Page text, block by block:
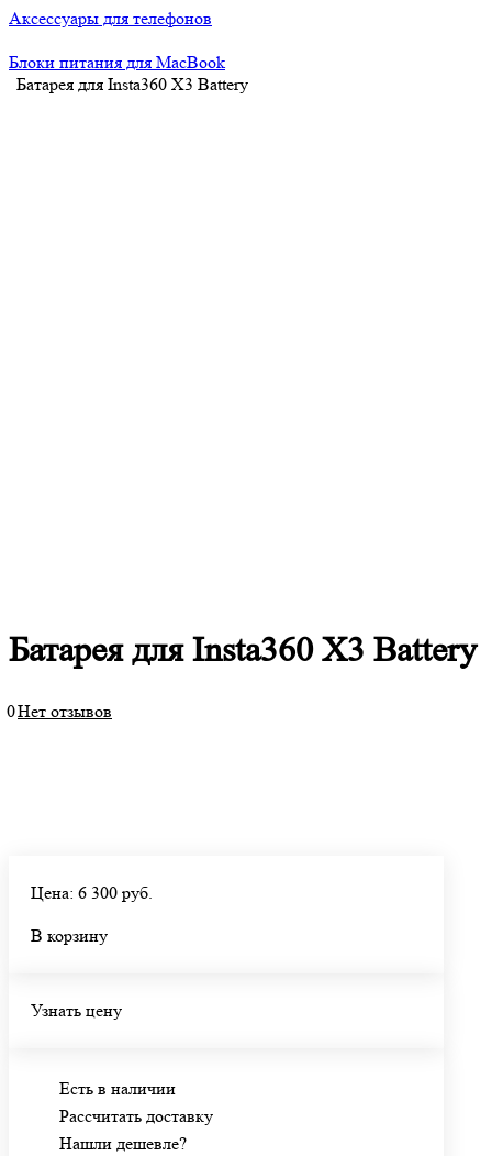
Аксессуары для телефонов
Блоки питания для MacBook
Батарея для Insta360 X3 Battery
Батарея для Insta360 X3 Battery
0Нет отзывов
Цена: 6 300 руб.
В корзину
Узнать цену
Есть в наличии
Рассчитать доставку
Нашли дешевле?